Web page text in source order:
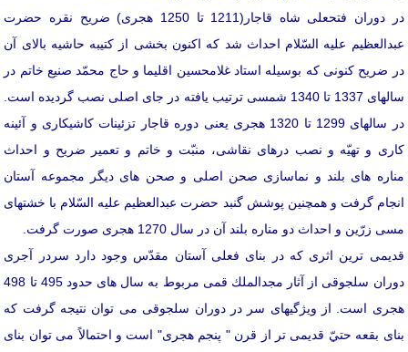
در دوران فتحعلی شاه قاجار(1211 تا 1250 هجری) ضریح نقره حضرت
عبدالعظیم علیه السّلام احداث شد كه اكنون بخشی از كتیبه حاشیه بالای آن
در ضریح كنونی كه بوسیله استاد غلامحسین اقلیما و حاج محمّد صنیع خاتم در
سالهای 1337 تا 1340 شمسی ترتیب یافته در جای اصلی نصب گردیده است.
در سالهای 1299 تا 1320 هجری یعنی دوره قاجار تزئینات كاشیكاری و آئینه
كاری و تهيّه و نصب درهای نقاشی، منبّت و خاتم و تعمیر ضریح و احداث
مناره های بلند و نماسازی صحن اصلی و صحن های دیگر مجموعه آستان
انجام گرفت و همچنین پوشش گنبد حضرت عبدالعظیم علیه السّلام با خشتهای
مسی زرّین و احداث دو مناره بلند آن در سال 1270 هجری صورت گرفت.
قدیمی ترین اثری كه در بنای فعلی آستان مقدّس وجود دارد سردر آجری
دوران سلجوقی از آثار مجدالملك قمی مربوط به سال های حدود 495 تا 498
هجری است. از ویژگیهای سر در دوران سلجوقی می توان نتیجه گرفت كه
بنای بقعه حتيّ قدیمی تر از قرن " پنجم هجری" است و احتمالاً می توان بنای